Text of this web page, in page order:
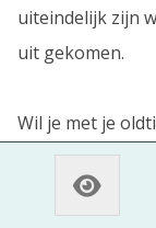
uiteindelijk zijn
uit gekomen.
Wil je met je
ook aanwezig
het festival in Axel